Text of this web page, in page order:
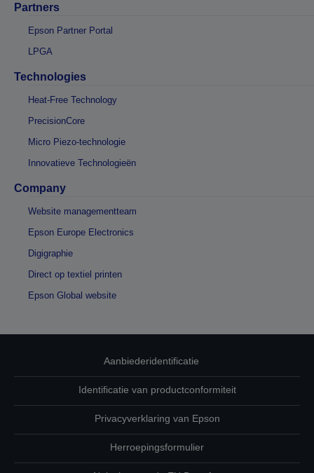
Partners
Epson Partner Portal
LPGA
Technologies
Heat-Free Technology
PrecisionCore
Micro Piezo-technologie
Innovatieve Technologieën
Company
Website managementteam
Epson Europe Electronics
Digigraphie
Direct op textiel printen
Epson Global website
Aanbiederidentificatie
Identificatie van productconformiteit
Privacyverklaring van Epson
Herroepingsformulier